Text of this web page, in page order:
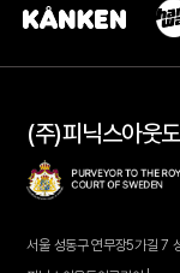
(주)피닉스아웃
서울 성동구 연무장5가길 7